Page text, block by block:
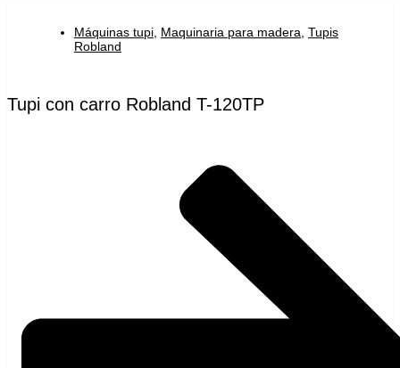
Máquinas tupi Maquinaria para madera Tupis
Robland
Tupi con carro Robland T-120TP